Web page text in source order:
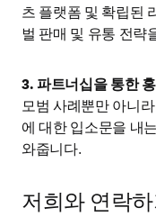
츠 플랫폼 및 확립된
벌 판매 및 유통 전략
3. 파트너십을 통한
모범 사례뿐만 아니
에 대한 입소문을 내
와줍니다.
저희와 연락